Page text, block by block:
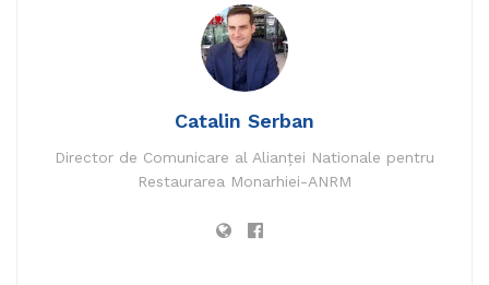
bode ministrul catalin serban
oprire otopeni
Catalin Serban
Director de Comunicare al Alianței Nationale pentru
Restaurarea Monarhiei-ANRM